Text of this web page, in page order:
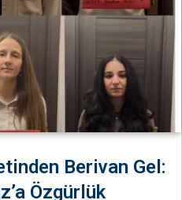
Berivan Gel:
Özgürlük